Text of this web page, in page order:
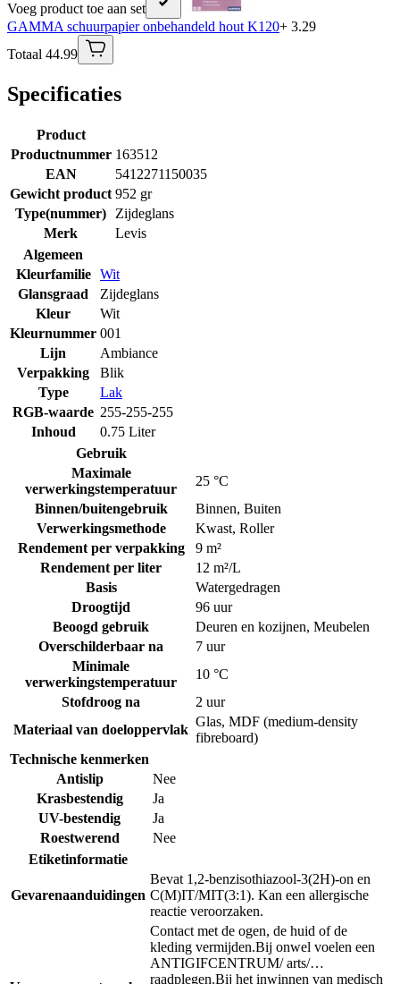
Voeg product toe aan set
GAMMA schuurpapier onbehandeld hout K120+ 3.29
Totaal 44.99
Specificaties
Product
Productnummer 163512
EAN
5412271150035
Gewicht product 952 gr
Type(nummer)
Zijdeglans
Merk
Levis
Algemeen
Kleurfamilie
Wit
Glansgraad
Zijdeglans
Kleur
Wit
Kleurnummer 001
Lijn
Ambiance
Verpakking
Blik
Type
Lak
RGB-waarde 255-255-255
Inhoud
0.75 Liter
Gebruik
Maximale
verwerkingstemperatuur
25 °C
Binnen/buitengebruik
Binnen, Buiten
Verwerkingsmethode
Kwast, Roller
Rendement per verpakking
9 m²
Rendement per liter
12 m²/L
Basis
Watergedragen
Droogtijd
96 uur
Beoogd gebruik
Deuren en kozijnen, Meubelen
Overschilderbaar na
7 uur
Minimale
verwerkingstemperatuur
10 °C
Stofdroog na
2 uur
Materiaal van doeloppervlak
Glas, MDF (medium-density
fibreboard)
Technische kenmerken
Antislip
Nee
Krasbestendig
Ja
UV-bestendig
Ja
Roestwerend
Nee
Etiketinformatie
Gevarenaanduidingen
Bevat 1,2-benzisothiazool-3(2H)-on en
C(M)IT/MIT(3:1). Kan een allergische
reactie veroorzaken.
Contact met de ogen, de huid of de
kleding vermijden.Bij onwel voelen een
ANTIGIFCENTRUM/ arts/…
raadplegen.Bij het inwinnen van medisch